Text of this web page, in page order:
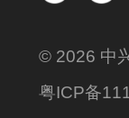
© 2026 中
粤ICP备